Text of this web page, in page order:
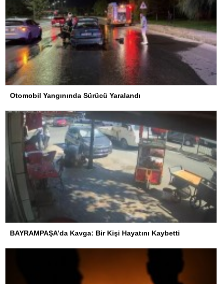
Otomobil Yangınında Sürücü Yaralandı
BAYRAMPAŞA’da Kavga: Bir Kişi Hayatını Kaybetti